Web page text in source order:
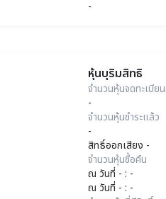
-
หุ้นบุริมสิทธิ
จำนวนหุ้นจดทะเบี
-
จำนวนหุ้นชำระแล้ว
-
สิทธิ์ออกเสียง -
จำนวนหุ้นซื้อคืน
ณ วันที่ - : -
ณ วันที่ - : -